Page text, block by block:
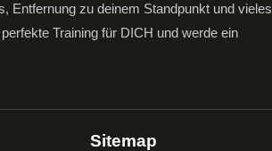
Entfernung zu deinem Standpunkt und vieles
Training für DICH und werde ein
Sitemap